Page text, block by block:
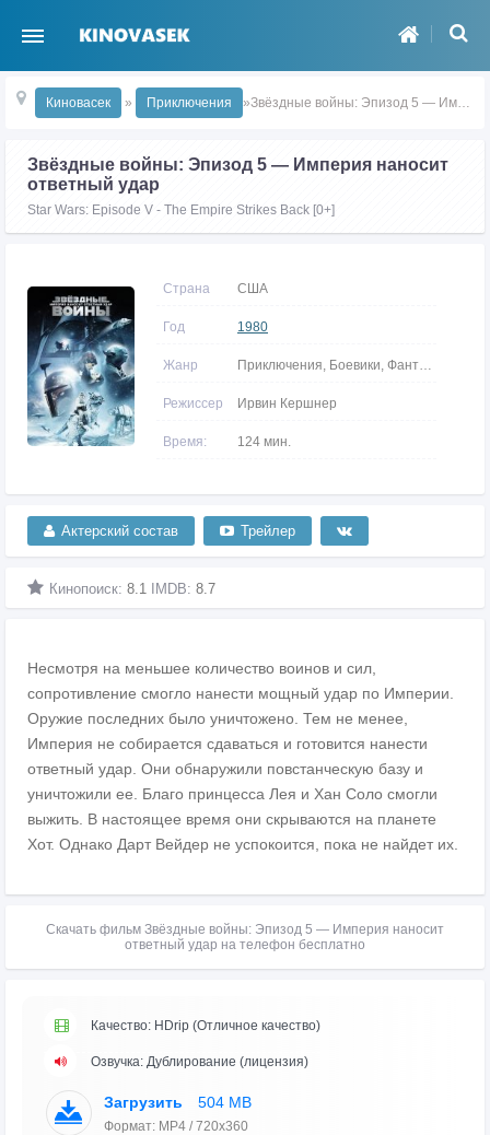
Киновасек » Приключения »Звёздные войны: Эпизод 5 — Империя наносит ответный удар
Звёздные войны: Эпизод 5 — Империя наносит
ответный удар
Star Wars: Episode V - The Empire Strikes Back [0+]
Страна США
Год 1980
Жанр Приключения, Боевики, Фантастика, Фэнтези
Режиссер Ирвин Кершнер
Время: 124 мин.
Актерский состав Трейлер
Кинопоиск: 8.1 IMDB: 8.7
Несмотря на меньшее количество воинов и сил,
сопротивление смогло нанести мощный удар по Империи.
Оружие последних было уничтожено. Тем не менее,
Империя не собирается сдаваться и готовится нанести
ответный удар. Они обнаружили повстанческую базу и
уничтожили ее. Благо принцесса Лея и Хан Соло смогли
выжить. В настоящее время они скрываются на планете
Хот. Однако Дарт Вейдер не успокоится, пока не найдет их.
Скачать фильм Звёздные войны: Эпизод 5 — Империя наносит
ответный удар на телефон бесплатно
Качество: HDrip (Отличное качество)
Озвучка: Дублирование (лицензия)
Загрузить 504 MB
Формат: MP4 / 720x360